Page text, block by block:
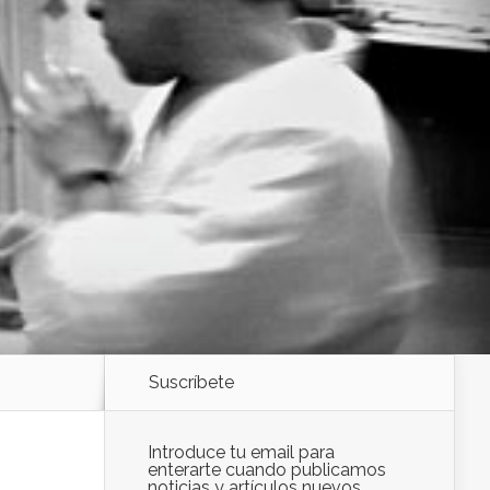
Suscríbete
Introduce tu email para
enterarte cuando publicamos